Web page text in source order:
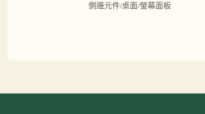
側邊元件/桌面/螢幕面板